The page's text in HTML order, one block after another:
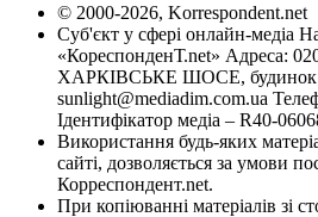
© 2000-2026, Korrespondent.net
Суб'єкт у сфері онлайн-медіа
«КореспонденТ.net» Адреса:
ХАРКІВСЬКЕ ШОСЕ, будинок
sunlight@mediadim.com.ua
Ідентифікатор медіа – R40-
Використання будь-яких
сайті, дозволяється за умови
Корреспондент.net.
При копіюванні матеріалів зі